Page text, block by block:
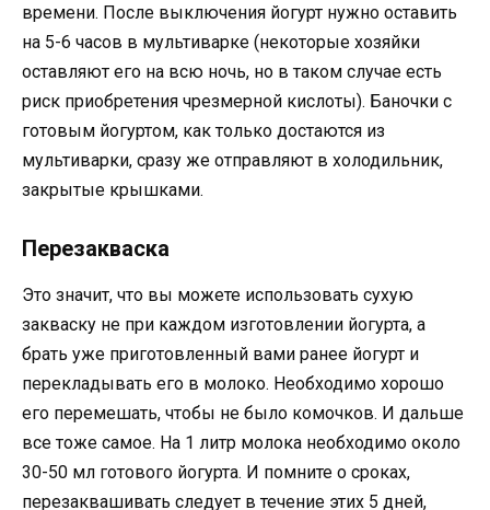
времени. После выключения йогурт нужно оставить
на 5-6 часов в мультиварке (некоторые хозяйки
оставляют его на всю ночь, но в таком случае есть
риск приобретения чрезмерной кислоты). Баночки с
готовым йогуртом, как только достаются из
мультиварки, сразу же отправляют в холодильник,
закрытые крышками.
Перезакваска
Это значит, что вы можете использовать сухую
закваску не при каждом изготовлении йогурта, а
брать уже приготовленный вами ранее йогурт и
перекладывать его в молоко. Необходимо хорошо
его перемешать, чтобы не было комочков. И дальше
все тоже самое. На 1 литр молока необходимо около
30-50 мл готового йогурта. И помните о сроках,
перезаквашивать следует в течение этих 5 дней,